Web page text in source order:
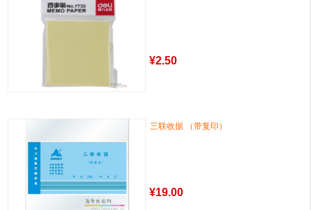
¥2.50
三联收据 （带复印）
¥19.00